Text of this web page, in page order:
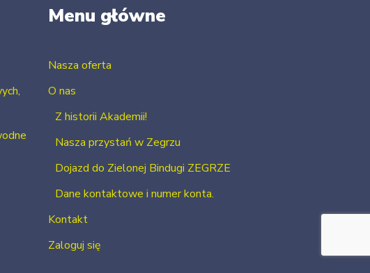
Menu główne
Nasza oferta
O nas
Z historii Akademii!
Nasza przystań w Zegrzu
Dojazd do Zielonej Bindugi ZEGRZE
Dane kontaktowe i numer konta.
Kontakt
Zaloguj się